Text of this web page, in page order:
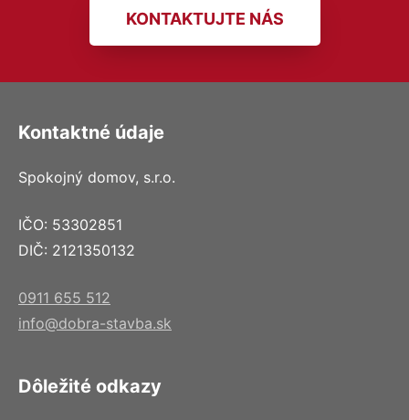
KONTAKTUJTE NÁS
Kontaktné údaje
Spokojný domov, s.r.o.
IČO: 53302851
DIČ: 2121350132
0911 655 512
info@dobra-stavba.sk
Dôležité odkazy